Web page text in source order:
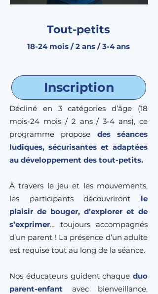
Tout-petits
18-24 mois / 2 ans / 3-4 ans
Inscription
Décliné en 3 catégories d’âge (18
mois-24 mois / 2 ans / 3-4 ans), ce
programme propose des séances
ludiques, sécurisantes et adaptées
au développement des tout-petits.
À travers le jeu et les mouvements,
les participants découvriront le
plaisir de bouger, d’explorer et de
s’exprimer… toujours accompagnés
d’un parent ! La présence d’un adulte
est requise tout au long de la séance.
Nos éducateurs guident chaque duo
parent-enfant avec bienveillance,